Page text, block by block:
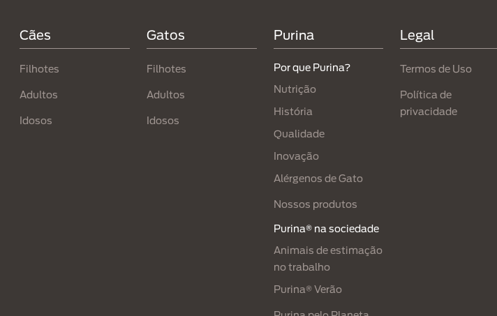
Cães
Filhotes
Adultos
Idosos
Gatos
Filhotes​
Adultos
Idosos
Purina
Por que Purina?
Nutrição
História
Qualidade
Inovação
Alérgenos de Gato
Nossos produtos
Purina® na sociedade
Animais de estimação
no trabalho
Purina® Verão
Legal
Termos de Uso
Política de
privacidade